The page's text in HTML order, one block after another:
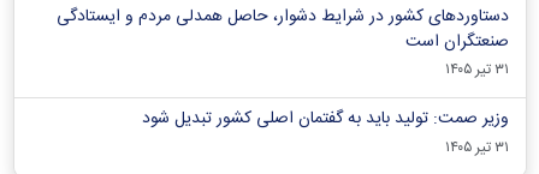
دستاوردهای کشور در شرایط دشوار، حاصل همدلی مردم و ایستادگی
صنعتگران است
۳۱ تیر ۱۴۰۵
وزیر صمت: تولید باید به گفتمان اصلی کشور تبدیل شود
۳۱ تیر ۱۴۰۵